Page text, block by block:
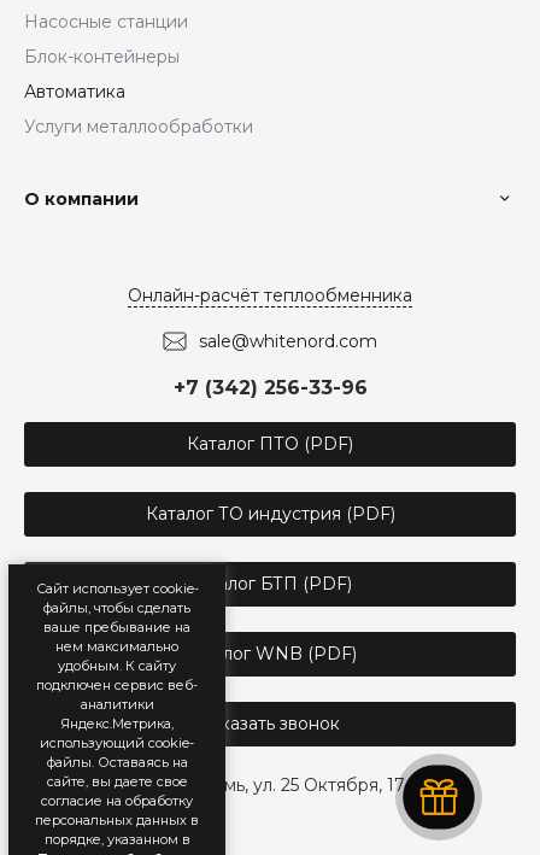
Сайт использует cookie-
файлы, чтобы сделать
ваше пребывание на
нем максимально
удобным. К cайту
подключен сервис веб-
аналитики
Яндекс.Метрика,
использующий cookie-
файлы. Оставаясь на
сайте, вы даете свое
согласие на обработку
персональных данных в
порядке, указанном в
Насосные станции
Блок-контейнеры
Автоматика
Услуги металлообработки
О компании
Онлайн-расчёт теплообменника
sale@whitenord.com
+7 (342) 256-33-96
г. Пермь, ул. 25 Октября, 17
Каталог ПТО (PDF)
Каталог ТО индустрия (PDF)
Каталог БТП (PDF)
Каталог WNB (PDF)
Заказать звонок